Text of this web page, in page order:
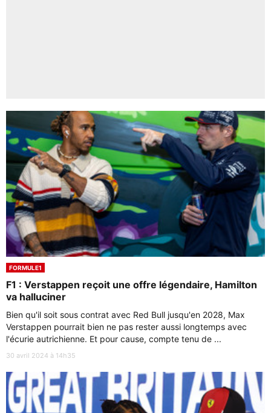
FORMULE1
F1 : Verstappen reçoit une offre légendaire, Hamilton
va halluciner
Bien qu'il soit sous contrat avec Red Bull jusqu'en 2028, Max
Verstappen pourrait bien ne pas rester aussi longtemps avec
l'écurie autrichienne. Et pour cause, compte tenu de ...
30 avril 2024 à 14h35